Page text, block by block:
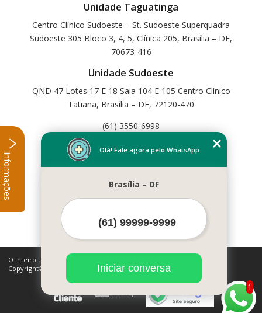
Unidade Taguatinga
Centro Clínico Sudoeste – St. Sudoeste Superquadra
Sudoeste 305 Bloco 3, 4, 5, Clínica 205, Brasília – DF,
70673-416
Unidade Sudoeste
QND 47 Lotes 17 E 18 Sala 104 E 105 Centro Clínico
Tatiana, Brasília – DF, 72120-470
(61) 3550-6998
Home
Serviços
Contato
Mais Serviços
O inteiro teor deste site está sujeito à proteção de direitos autorais.
Copyright© Cetfisio (Lei 9610 de 19/02/1998)
1
Olá! Fale agora pelo WhatsApp.
Brasília – DF
Iniciar conversa
Informações